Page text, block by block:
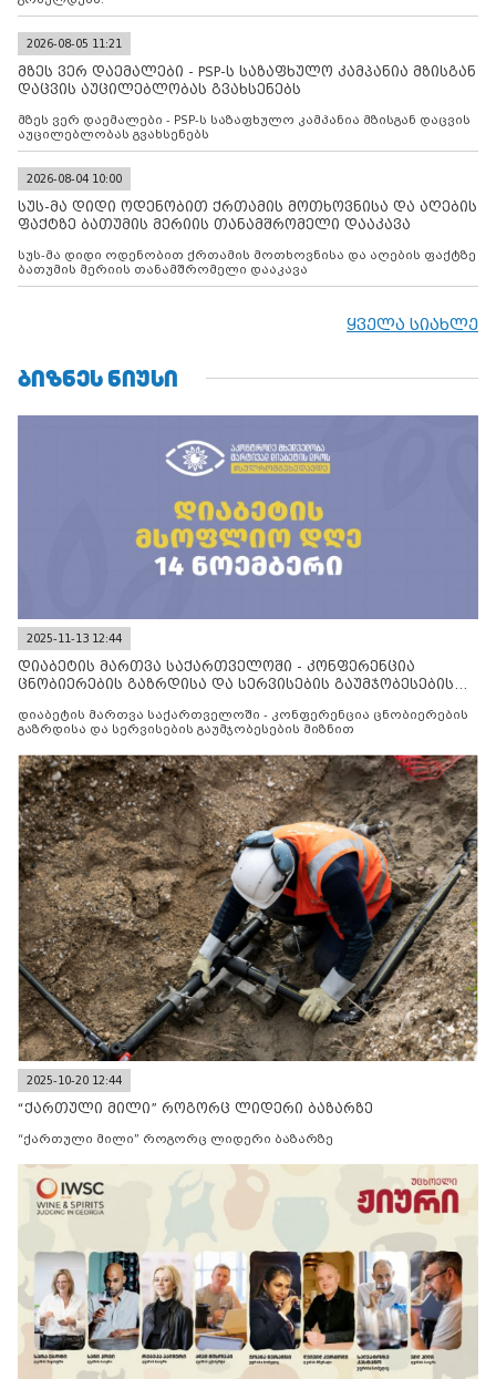
2026-08-05 11:21
მზეს ვერ დაემალები - PSP-ს საზაფხულო კამპანია მზისგან
დაცვის აუცილებლობას გვახსენებს
მზეს ვერ დაემალები - PSP-ს საზაფხულო კამპანია მზისგან დაცვის
აუცილებლობას გვახსენებს
2026-08-04 10:00
სუს-მა დიდი ოდენობით ქრთამის მოთხოვნისა და აღების
ფაქტზე ბათუმის მერიის თანამშრომელი დააკავა
სუს-მა დიდი ოდენობით ქრთამის მოთხოვნისა და აღების ფაქტზე
ბათუმის მერიის თანამშრომელი დააკავა
ყველა სიახლე
ᲑᲘᲖᲜᲔᲡ ᲜᲘᲣᲡᲘ
2025-11-13 12:44
დიაბეტის მართვა საქართველოში - კონფერენცია
ცნობიერების გაზრდისა და სერვისების გაუმჯობესების
დიაბეტის მართვა საქართველოში - კონფერენცია ცნობიერების
გაზრდისა და სერვისების გაუმჯობესების მიზნით
2025-10-20 12:44
“ქართული მილი” როგორც ლიდერი ბაზარზე
“ქართული მილი” როგორც ლიდერი ბაზარზე